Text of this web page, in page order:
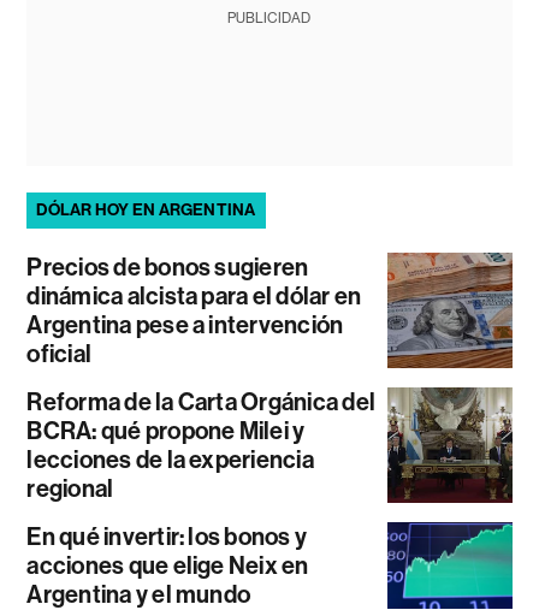
PUBLICIDAD
DÓLAR HOY EN ARGENTINA
Precios de bonos sugieren
dinámica alcista para el dólar en
Argentina pese a intervención
oficial
Reforma de la Carta Orgánica del
BCRA: qué propone Milei y
lecciones de la experiencia
regional
En qué invertir: los bonos y
acciones que elige Neix en
Argentina y el mundo